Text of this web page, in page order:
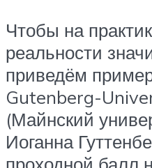
Чтобы на
реальности
приведём
Gutenberg-
(Майнский
Иоганна